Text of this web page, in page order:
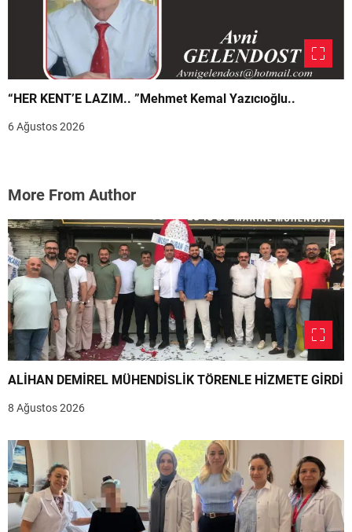
“HER KENT’E LAZIM.. ”Mehmet Kemal Yazıcıoğlu..
6 Ağustos 2026
More From Author
ALİHAN DEMİREL MÜHENDİSLİK TÖRENLE HİZMETE GİRDİ
8 Ağustos 2026